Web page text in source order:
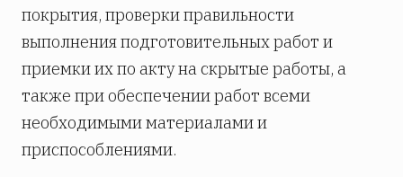
покрытия, проверки правильности
выполнения подготовительных работ и
приемки их по акту на скрытые работы, а
также при обеспечении работ всеми
необходимыми материалами и
приспособлениями.